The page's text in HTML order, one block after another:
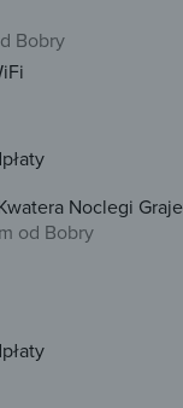
Bobry
Noclegi
od Bobry